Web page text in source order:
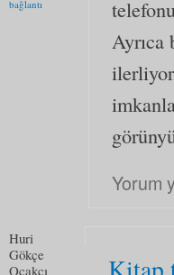
bağlantı
Ayrıca
Yorum
Huri
Gökçe
Ocakcı